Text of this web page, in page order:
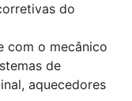
do
com o mecânico
de
aquecedores